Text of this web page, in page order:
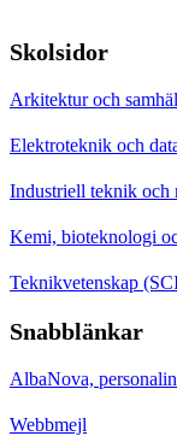
Skolsidor
Arkitektur och
Elektroteknik och
Industriell teknik och
Kemi, bioteknologi
Teknikvetenskap
Snabblänkar
AlbaNova,
Webbmejl